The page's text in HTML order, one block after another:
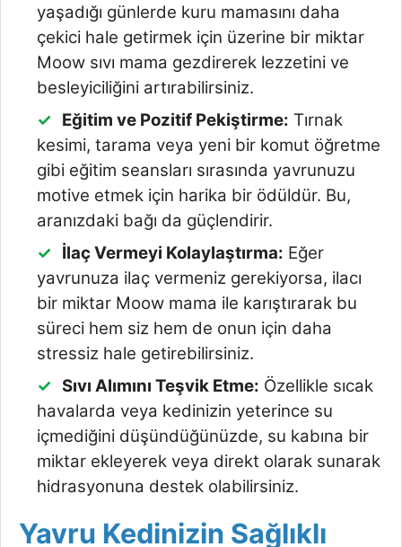
yaşadığı günlerde kuru mamasını daha
çekici hale getirmek için üzerine bir miktar
Moow sıvı mama gezdirerek lezzetini ve
besleyiciliğini artırabilirsiniz.
Eğitim ve Pozitif Pekiştirme: Tırnak
kesimi, tarama veya yeni bir komut öğretme
gibi eğitim seansları sırasında yavrunuzu
motive etmek için harika bir ödüldür. Bu,
aranızdaki bağı da güçlendirir.
İlaç Vermeyi Kolaylaştırma: Eğer
yavrunuza ilaç vermeniz gerekiyorsa, ilacı
bir miktar Moow mama ile karıştırarak bu
süreci hem siz hem de onun için daha
stressiz hale getirebilirsiniz.
Sıvı Alımını Teşvik Etme: Özellikle sıcak
havalarda veya kedinizin yeterince su
içmediğini düşündüğünüzde, su kabına bir
miktar ekleyerek veya direkt olarak sunarak
hidrasyonuna destek olabilirsiniz.
Yavru Kedinizin Sağlıklı